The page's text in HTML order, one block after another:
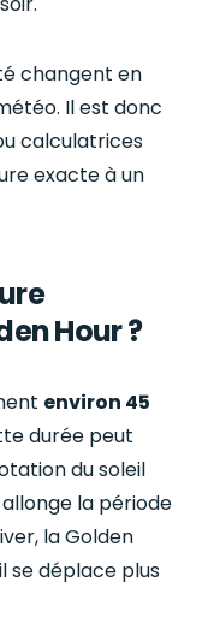
changent en
Il est donc
calculatrices
exacte à un
Hour ?
environ 45
durée peut
du soleil
la période
la Golden
se déplace plus